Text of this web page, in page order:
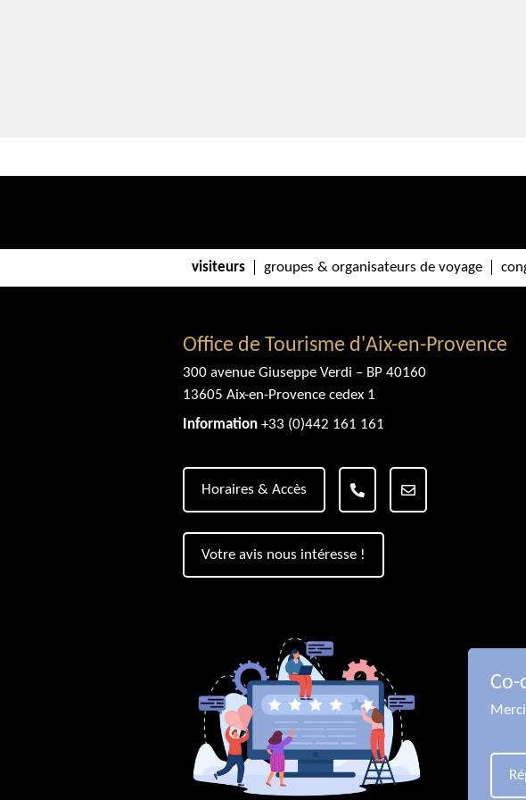
visiteurs groupes & organisateurs de voyage
Office de Tourisme d'Aix-en-Provence
300 avenue Giuseppe Verdi – BP 40160
13605 Aix-en-Provence cedex 1
Information+33 (0)442 161 161
Horaires & Accès
Votre avis nous intéresse !